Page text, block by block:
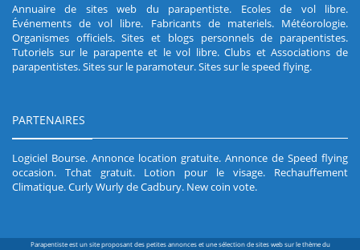
Annuaire de sites web du parapentiste. Ecoles de vol libre.
Événements de vol libre. Fabricants de materiels. Météorologie.
Organismes officiels.Sites et blogs personnels de parapentistes.
Tutoriels sur le parapente et le vol libre.Clubs et Associations de
parapentistes.Sites sur le paramoteur.Sites sur le speed flying.
PARTENAIRES
Logiciel Bourse. Annonce location gratuite. Annonce de Speed flying
occasion. Tchat gratuit. Lotion pour le visage. Rechauffement
Climatique.Curly Wurly de Cadbury. New coin vote.
Parapentiste est un site proposant des petites annonces et une sélection de sites web sur le thème du